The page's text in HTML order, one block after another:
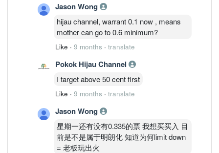
时间颇为“危机时段”(股价急跌前后)→风
险放大。
但同时:
非所有抛售都是“主动卖高”,部分可能
是“被 迫卖出”;
·买入与抛售交错也可能是“补仓”或“止损
转 买”,而不完全是“策略性高抛低吸”。
chatgpt 应该星期一可以开鸡腿饭 + 整只
烧肉了
Jason Wong
hijau channel, warrant 0.1 now , means
mother can go to 0.6 minimum?
Like · 9 months · translate
Pokok Hijau Channel
I target above 50 cent first
Like · 9 months · translate
Jason Wong
星期一还有没有0.335的票 我想买买入 目
前是不是属于明朗化 知道为何limit down
= 老板玩出火